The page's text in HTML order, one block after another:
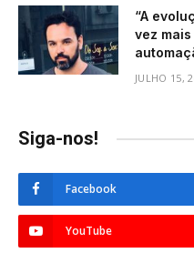
“A
vez
JULHO 15,
Siga-nos!
Facebook
YouTube